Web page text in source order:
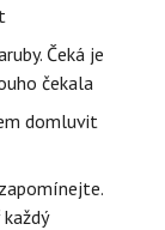
Čeká je
čekala
domluvit